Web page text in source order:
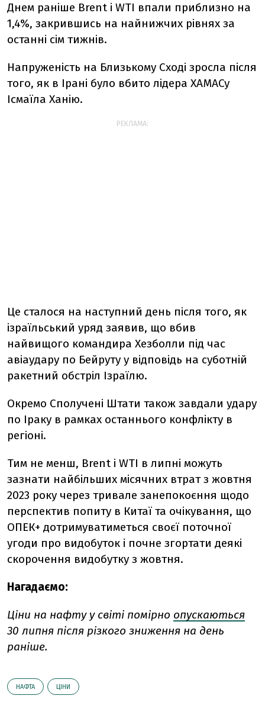
Днем раніше Brent і WTI впали приблизно на
1,4%, закрившись на найнижчих рівнях за
останні сім тижнів.
Напруженість на Близькому Сході зросла після
того, як в Ірані було вбито лідера ХАМАСу
Ісмаїла Ханію.
РЕКЛАМА:
Це сталося на наступний день після того, як
ізраїльський уряд заявив, що вбив
найвищого командира Хезболли під час
авіаудару по Бейруту у відповідь на суботній
ракетний обстріл Ізраїлю.
Окремо Сполучені Штати також завдали удару
по Іраку в рамках останнього конфлікту в
регіоні.
Тим не менш, Brent і WTI в липні можуть
зазнати найбільших місячних втрат з жовтня
2023 року через тривале занепокоєння щодо
перспектив попиту в Китаї та очікування, що
ОПЕК+ дотримуватиметься своєї поточної
угоди про видобуток і почне згортати деякі
скорочення видобутку з жовтня.
Нагадаємо:
Ціни на нафту у світі помірно опускаються
30 липня після різкого зниження на день
раніше.
НАФТА ЦІНИ